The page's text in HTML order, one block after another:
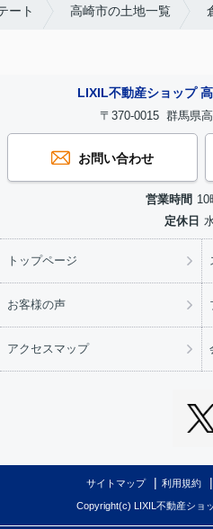
ート 高崎市の土地一覧
LIXIL不動産ショップ
〒370-0015 群馬県
お問い合わせ
営業時間 10
定休日
トップページ
お客様の声
アクセスマップ
サイトマップ 利用規約
Copyright(c) LIXIL不動産ショ